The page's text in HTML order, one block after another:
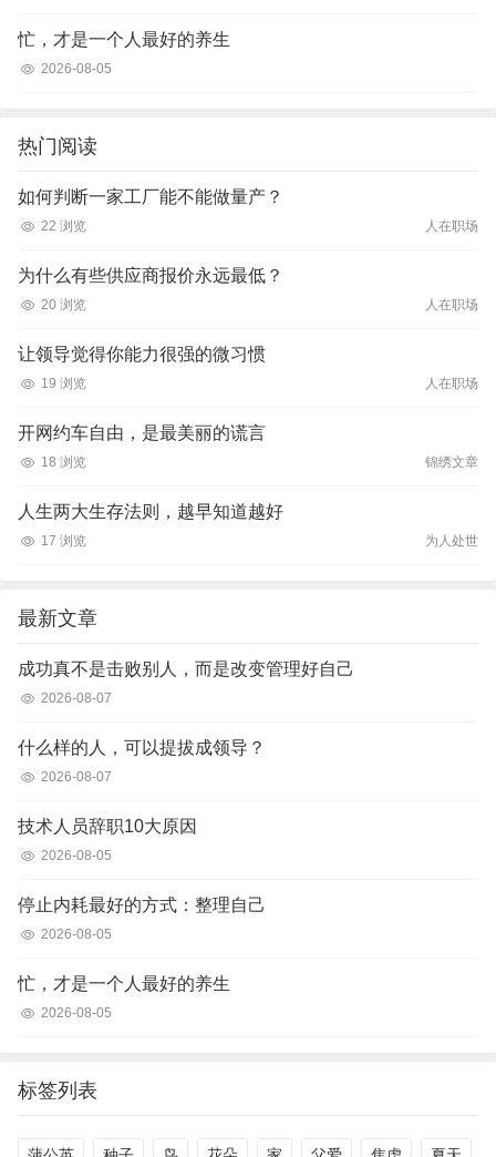
忙，才是一个人最好的养生
2026-08-05
热门阅读
如何判断一家工厂能不能做量产？
22 浏览 人在职场
为什么有些供应商报价永远最低？
20 浏览 人在职场
让领导觉得你能力很强的微习惯
19 浏览 人在职场
开网约车自由，是最美丽的谎言
18 浏览 锦绣文章
人生两大生存法则，越早知道越好
17 浏览 为人处世
最新文章
成功真不是击败别人，而是改变管理好自己
2026-08-07
什么样的人，可以提拔成领导？
2026-08-07
技术人员辞职10大原因
2026-08-05
停止内耗最好的方式：整理自己
2026-08-05
忙，才是一个人最好的养生
2026-08-05
标签列表